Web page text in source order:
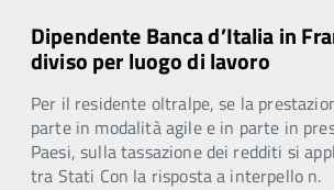
Dipendente Banca d’Italia in
diviso per luogo di lavoro
Per il residente oltralpe, se la
parte in modalità agile e in parte in
Paesi, sulla tassazione dei redditi si
tra Stati Con la risposta a interpello n.